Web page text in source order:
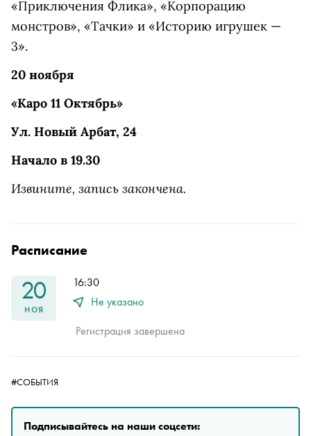
«Приключения Флика», «Корпорацию
монстров», «Тачки» и «Историю игрушек —
3».
20 ноября
«Каро 11 Октябрь»
Ул. Новый Арбат, 24
Начало в 19.30
Извините, запись закончена.
Расписание
20
ноя
16:30
Не указано
Регистрация завершена
#СОБЫТИЯ
Подписывайтесь на наши соцсети: